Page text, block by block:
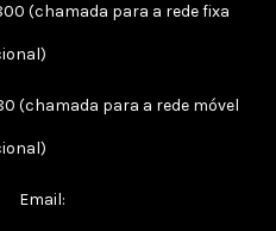
(chamada para a rede fixa
(chamada para a rede móvel
Email: